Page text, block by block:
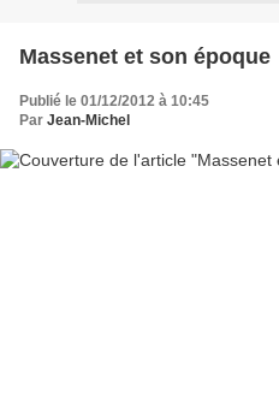
Massenet et son époque
Publié le 01/12/2012 à 10:45
Par Jean-Michel